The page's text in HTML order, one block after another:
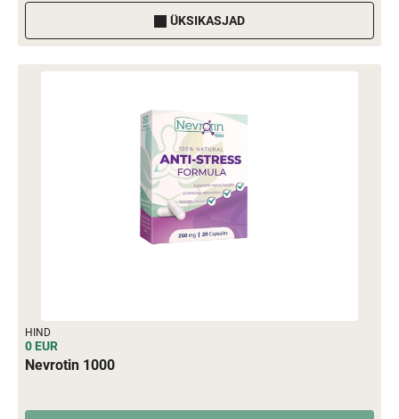
ÜKSIKASJAD
HIND
0 EUR
Nevrotin 1000